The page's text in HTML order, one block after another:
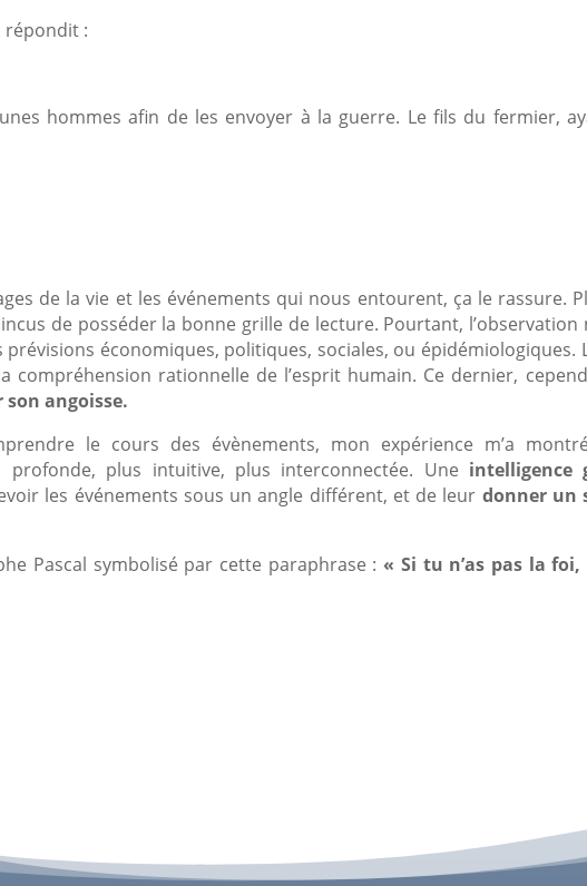
répondit :
hommes afin de les envoyer à la guerre. Le fils du fermier,
de la vie et les événements qui nous entourent, ça le rassure.
de posséder la bonne grille de lecture. Pourtant,
économiques, politiques, sociales, ou épidémiologiques.
rationnelle de l’esprit humain. Ce dernier,
angoisse.
le cours des évènements, mon expérience m’a
plus intuitive, plus interconnectée. Une intelligence
les événements sous un angle différent, et de leur donner un
Pascal symbolisé par cette paraphrase :« Si tu n’as pas la